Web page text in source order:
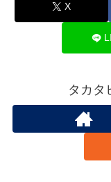
X
タカタ